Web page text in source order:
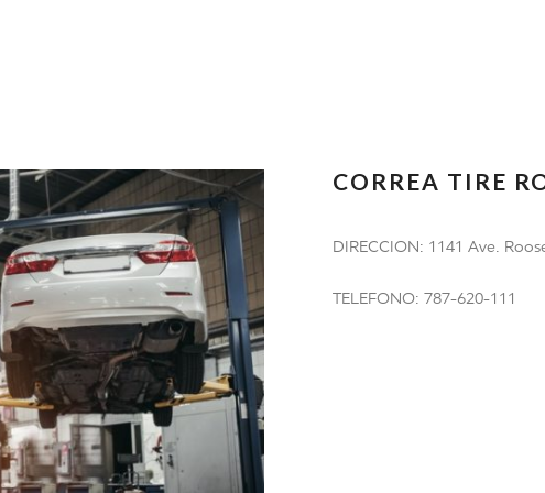
CORREA TIRE
DIRECCION: 1141 Ave.
TELEFONO: 787-620-111